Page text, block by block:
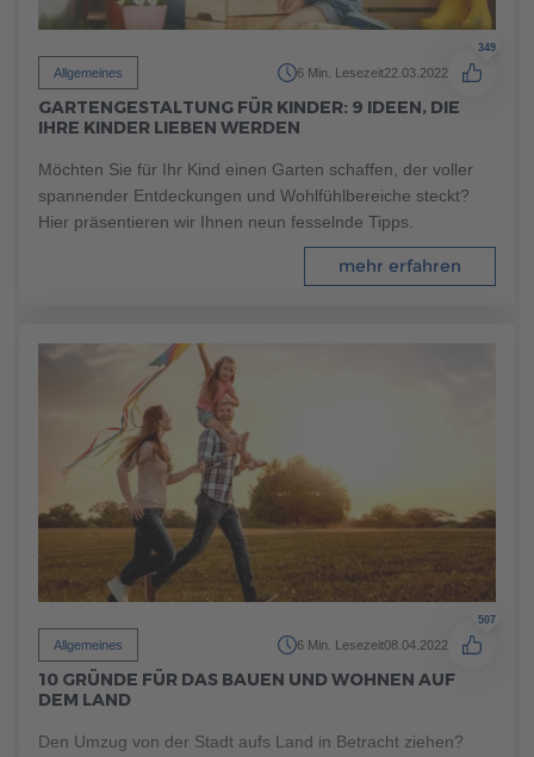
KONTAKT
Brauchen Sie Hilfe?
MUSTERHAUS FINDEN
Allgemeines 6 Min. Lesezeit22.03.2022
349
GARTENGESTALTUNG FÜR KINDER: 9 IDEEN, DIE
IHRE KINDER LIEBEN WERDEN
Möchten Sie für Ihr Kind einen Garten schaffen, der voller
spannender Entdeckungen und Wohlfühlbereiche steckt?
Hier präsentieren wir Ihnen neun fesselnde Tipps.
mehr erfahren
Allgemeines 6 Min. Lesezeit08.04.2022
507
10 GRÜNDE FÜR DAS BAUEN UND WOHNEN AUF
DEM LAND
Den Umzug von der Stadt aufs Land in Betracht ziehen?